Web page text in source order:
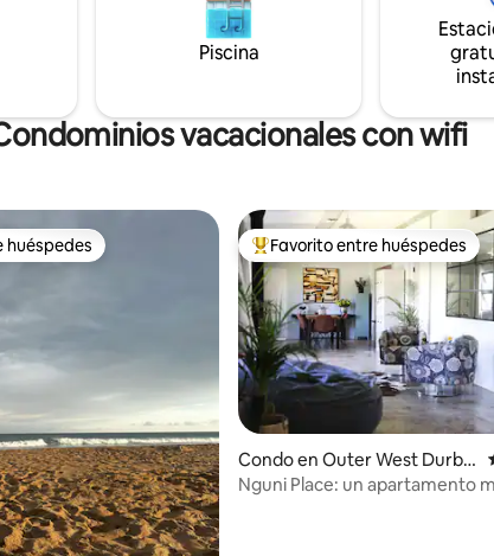
de las cataratas
debajo de la
bueno, eso es para todas las
Ubicado en hermosos árboles
amarilla con tu lapa privada y
se extiende hacia y alrededor
Piscina
vacacionales con wifi
huéspedes
huéspedes Favorito entre huéspedes
Favorito entre huéspedes
Condo en Outer West Durba
n
Nguni Place: un apartamento